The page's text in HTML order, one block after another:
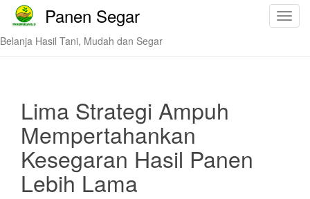
T
Panen Segar
Belanja Hasil Tani, Mudah dan Segar
Lima Strategi Ampuh
Mempertahankan
Kesegaran Hasil Panen
Lebih Lama